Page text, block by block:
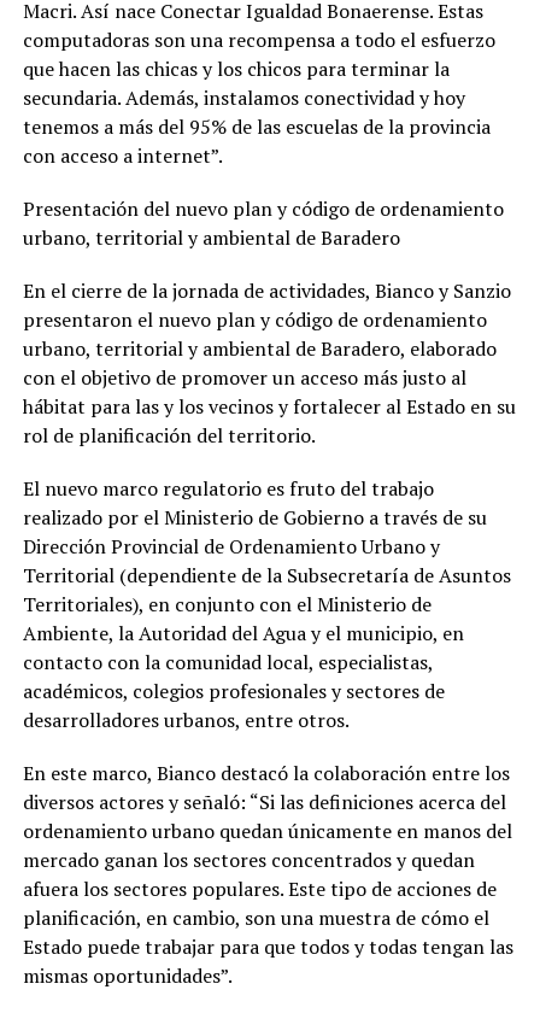
Macri. Así nace Conectar Igualdad Bonaerense. Estas
computadoras son una recompensa a todo el esfuerzo
que hacen las chicas y los chicos para terminar la
secundaria. Además, instalamos conectividad y hoy
tenemos a más del 95% de las escuelas de la provincia
con acceso a internet”.
Presentación del nuevo plan y código de ordenamiento
urbano, territorial y ambiental de Baradero
En el cierre de la jornada de actividades, Bianco y Sanzio
presentaron el nuevo plan y código de ordenamiento
urbano, territorial y ambiental de Baradero, elaborado
con el objetivo de promover un acceso más justo al
hábitat para las y los vecinos y fortalecer al Estado en su
rol de planificación del territorio.
El nuevo marco regulatorio es fruto del trabajo
realizado por el Ministerio de Gobierno a través de su
Dirección Provincial de Ordenamiento Urbano y
Territorial (dependiente de la Subsecretaría de Asuntos
Territoriales), en conjunto con el Ministerio de
Ambiente, la Autoridad del Agua y el municipio, en
contacto con la comunidad local, especialistas,
académicos, colegios profesionales y sectores de
desarrolladores urbanos, entre otros.
En este marco, Bianco destacó la colaboración entre los
diversos actores y señaló: “Si las definiciones acerca del
ordenamiento urbano quedan únicamente en manos del
mercado ganan los sectores concentrados y quedan
afuera los sectores populares. Este tipo de acciones de
planificación, en cambio, son una muestra de cómo el
Estado puede trabajar para que todos y todas tengan las
mismas oportunidades”.